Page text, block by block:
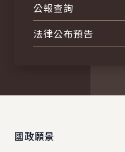
公報查詢
法律公布預告
國政願景